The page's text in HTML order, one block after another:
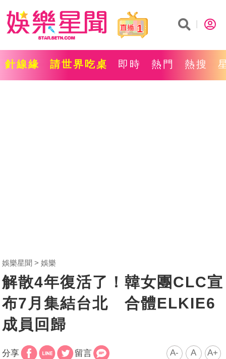
1
針線緣 請世界吃桌 即時 熱門 熱搜
娛樂星聞 娛樂
解散4年復活了！韓女團CLC宣
布7月集結台北 合體ELKIE6
成員回歸
分享 留言 A- A A+